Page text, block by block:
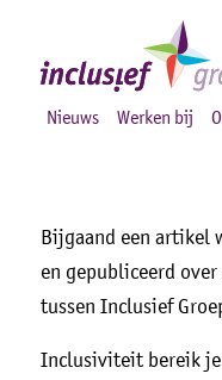
Nieuws Werken bij
Bijgaand een artikel
en gepubliceerd
tussen Inclusief
Inclusiviteit bereik